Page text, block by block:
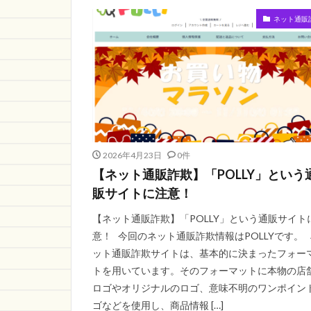
ネット通販
2026年4月23日 0件
【ネット通販詐欺】「POLLY」という
販サイトに注意！
【ネット通販詐欺】「POLLY」という通販サイト
意！ 今回のネット通販詐欺情報はPOLLYです。
ット通販詐欺サイトは、基本的に決まったフォー
トを用いています。そのフォーマットに本物の店
ロゴやオリジナルのロゴ、意味不明のワンポイン
ゴなどを使用し、商品情報 […]